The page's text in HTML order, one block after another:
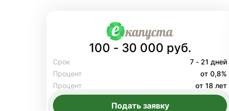
100 - 30 000 руб.
Срок
7 - 21 дней
Процент
от 0,8%
Процент
от 18 лет
Подать заявку